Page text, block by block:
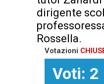
dirigente
Rossella.
Votazioni
Voti: 2